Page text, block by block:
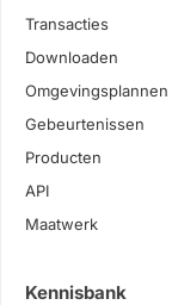
Transacties
Downloaden
Omgevingsplannen
Gebeurtenissen
Producten
API
Maatwerk
Kennisbank